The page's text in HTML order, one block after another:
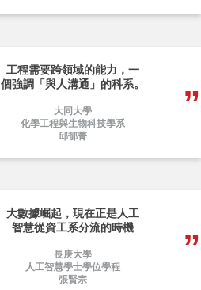
工程需要跨領域的能力，一
個強調「與人溝通」的科系。
大同大學
化學工程與生物科技學系
邱郁菁
大數據崛起，現在正是人工
智慧從資工系分流的時機
長庚大學
人工智慧學士學位學程
張賢宗